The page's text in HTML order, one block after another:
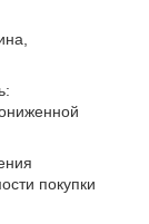
покупки